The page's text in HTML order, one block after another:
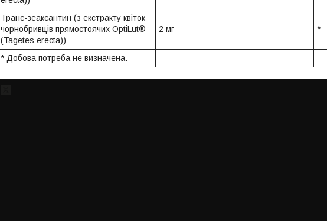
Транс-зеаксантин (з екстракту квіток
чорнобривців прямостоячих OptiLut®
(Tagetes erecta))
2 мг *
* Добова потреба не визначена.